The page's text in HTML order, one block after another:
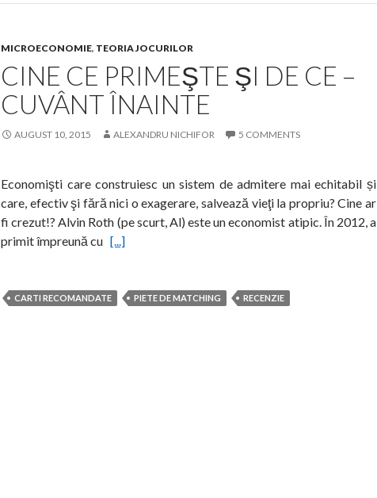
MICROECONOMIE, TEORIA JOCURILOR
CINE CE PRIMEŞTE ŞI DE CE –
CUVÂNT ÎNAINTE
AUGUST 10, 2015 ALEXANDRU NICHIFOR 5 COMMENTS
Economişti care construiesc un sistem de admitere mai echitabil și
care, efectiv şi fără nici o exagerare, salvează vieţi la propriu? Cine ar
fi crezut!? Alvin Roth (pe scurt, Al) este un economist atipic. În 2012, a
primit împreună cu [...]
CARTI RECOMANDATE PIETE DE MATCHING RECENZIE